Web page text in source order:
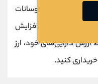
دارد و
نوسانات
که احتمال افزایش
دارایی‌های خود، ارز
کنید.